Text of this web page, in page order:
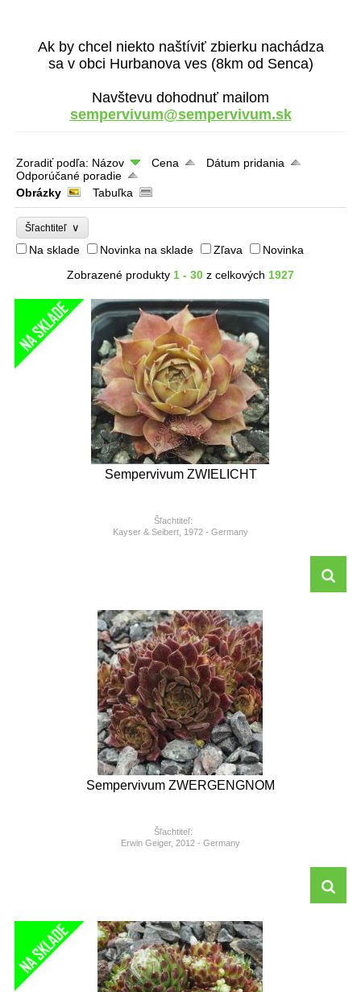
Ak by chcel niekto naštíviť zbierku nachádza
sa v obci Hurbanova ves (8km od Senca)
Navštevu dohodnuť mailom
sempervivum@sempervivum.sk
Zoradiť podľa: Názov Cena
Dátum pridania
Odporúčané poradie
Obrázky
Tabuľka
Šľachtiteľ ∨
Na sklade Novinka na sklade Zľava
Novinka
Zobrazené produkty 1 - 30 z celkových 1927
Sempervivum ZWIELICHT
Šľachtiteľ:
Kayser & Seibert, 1972 - Germany
Sempervivum ZWERGENGNOM
Šľachtiteľ:
Erwin Geiger, 2012 - Germany